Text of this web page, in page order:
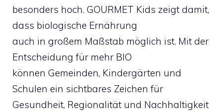
besonders hoch. GOURMET Kids zeigt damit,
dass biologische Ernährung
auch in großem Maßstab möglich ist. Mit der
Entscheidung für mehr BIO
können Gemeinden, Kindergärten und
Schulen ein sichtbares Zeichen für
Gesundheit, Regionalität und Nachhaltigkeit